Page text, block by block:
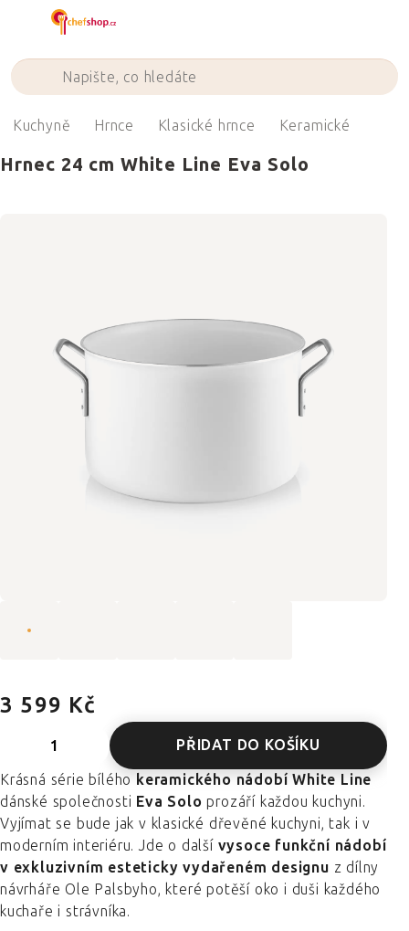
Kuchyně Hrnce Klasické hrnce Keramické
Hrnec 24 cm White Line Eva Solo
3 599 Kč
PŘIDAT DO KOŠÍKU
Krásná série bílého keramického nádobí White Line
dánské společnosti Eva Solo prozáří každou kuchyni.
Vyjímat se bude jak v klasické dřevěné kuchyni, tak i v
moderním interiéru. Jde o další vysoce funkční nádobí
v exkluzivním esteticky vydařeném designu z dílny
návrháře Ole Palsbyho, které potěší oko i duši každého
kuchaře i strávníka.